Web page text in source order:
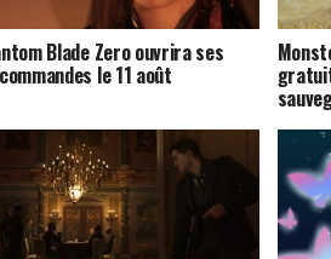
Blade Zero ouvrira ses
le 11 août